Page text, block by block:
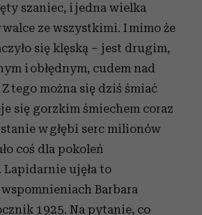
szaniec, i jedna wielka
ze wszystkimi. I mimo że
się klęską – jest drugim,
i obłędnym, cudem nad
Z tego można się dziś śmiać
się gorzkim śmiechem coraz
w głębi serc milionów
coś dla pokoleń
ujęła to
Barbara
1925. Na pytanie, co